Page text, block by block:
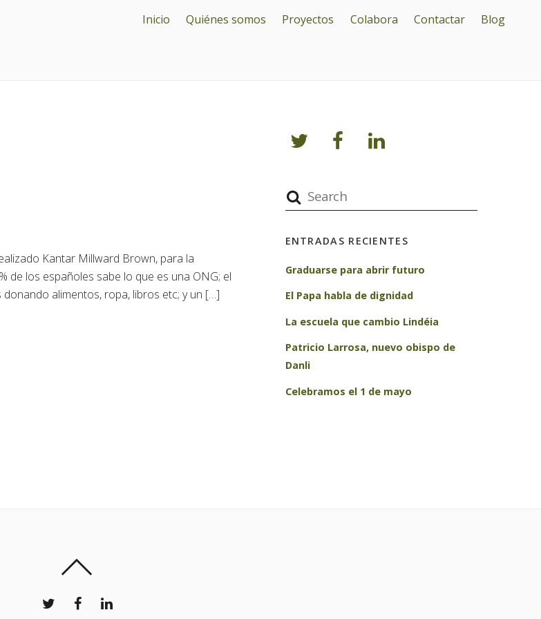
Inicio Quiénes somos Proyectos Colabora Contactar Blog
Kantar Millward Brown, para la
de los españoles sabe lo que es una ONG; el
alimentos, ropa, libros etc; y un […]
ENTRADAS RECIENTES
Graduarse para abrir futuro
El Papa habla de dignidad
La escuela que cambio Lindéia
Patricio Larrosa, nuevo obispo de
Danli
Celebramos el 1 de mayo